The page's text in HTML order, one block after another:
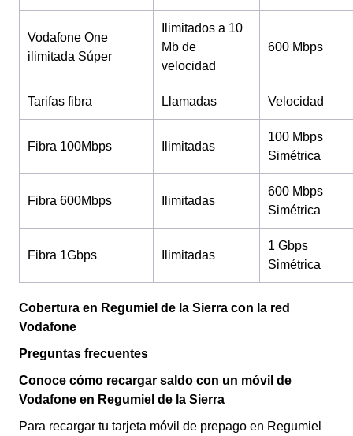
Vodafone One
ilimitada Súper
Ilimitados a 10
Mb de
velocidad
600 Mbps
Tarifas fibra Llamadas Velocidad
Fibra 100Mbps Ilimitadas
100 Mbps
Simétrica
Fibra 600Mbps Ilimitadas
600 Mbps
Simétrica
Fibra 1Gbps Ilimitadas
1 Gbps
Simétrica
Cobertura en Regumiel de la Sierra con la red
Vodafone
Preguntas frecuentes
Conoce cómo recargar saldo con un móvil de
Vodafone en Regumiel de la Sierra
Para recargar tu tarjeta móvil de prepago en Regumiel